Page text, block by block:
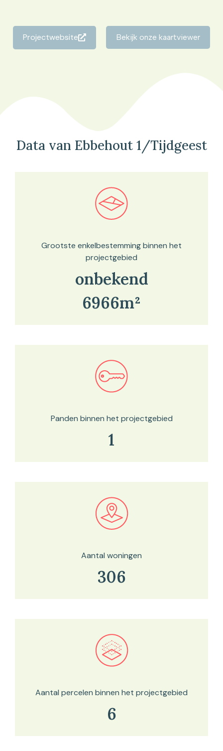
Projectwebsite Bekijk onze kaartviewer
Data van Ebbehout 1/Tijdgeest
Bekijk in onze kaartviewer
Grootste enkelbestemming binnen het
projectgebied
onbekend
6966m²
Bekijk in onze kaartviewer
Panden binnen het projectgebied
1
Bekijk in onze kaartviewer
Aantal woningen
306
Bekijk in onze kaartviewer
Aantal percelen binnen het projectgebied
6